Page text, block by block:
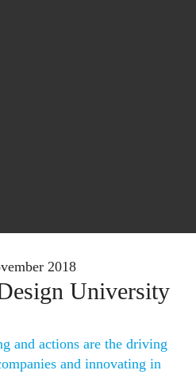
2018
University
and actions are the driving
and innovating in